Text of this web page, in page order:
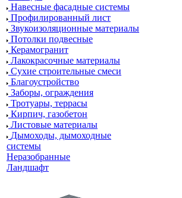
Навесные фасадные системы
Профилированный лист
Звукоизоляционные материалы
Потолки подвесные
Керамогранит
Лакокрасочные материалы
Сухие строительные смеси
Благоустройство
Заборы, ограждения
Тротуары, террасы
Кирпич, газобетон
Листовые материалы
Дымоходы, дымоходные
системы
Неразобранные
Ландшафт